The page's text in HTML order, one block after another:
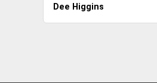
Dee Higgins